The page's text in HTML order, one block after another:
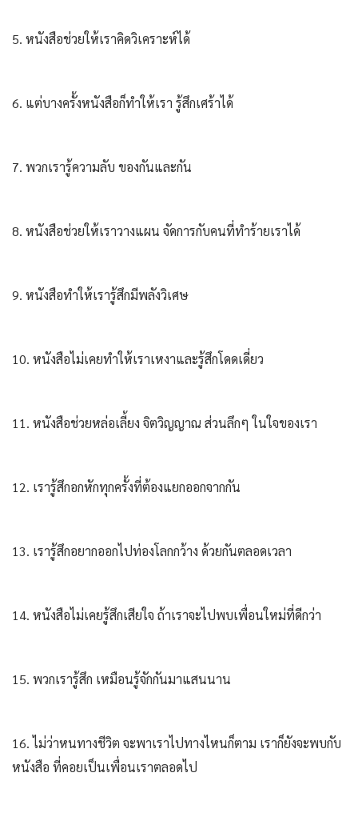
5. หนังสือช่วยให้เราคิดวิเคราะห์ได้
6. แต่บางครั้งหนังสือก็ทำให้เรา รู้สึกเศร้าได้
7. พวกเรารู้ความลับ ของกันและกัน
8. หนังสือช่วยให้เราวางแผน จัดการกับคนที่ทำร้ายเราได้
9. หนังสือทำให้เรารู้สึกมีพลังวิเศษ
10. หนังสือไม่เคยทำให้เราเหงาและรู้สึกโดดเดี่ยว
11. หนังสือช่วยหล่อเลี้ยง จิตวิญญาณ ส่วนลึกๆ ในใจของเรา
12. เรารู้สึกอกหักทุกครั้งที่ต้องแยกออกจากกัน
13. เรารู้สึกอยากออกไปท่องโลกกว้าง ด้วยกันตลอดเวลา
14. หนังสือไม่เคยรู้สึกเสียใจ ถ้าเราจะไปพบเพื่อนใหม่ที่ดีกว่า
15. พวกเรารู้สึก เหมือนรู้จักกันมาแสนนาน
16. ไม่ว่าหนทางชีวิต จะพาเราไปทางไหนก็ตาม เราก็ยังจะพบกับ
หนังสือ ที่คอยเป็นเพื่อนเราตลอดไป